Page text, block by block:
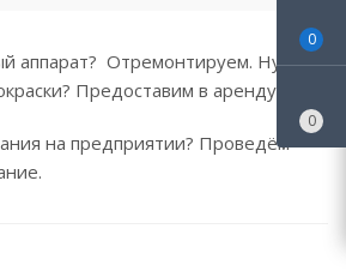
аппарат? Отремонтируем. Нужно
Предоставим в аренду.
на предприятии? Проведём
0
0